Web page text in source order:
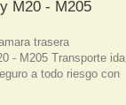
M20 - M205
trasera
- M205 Transporte ida
a todo riesgo con